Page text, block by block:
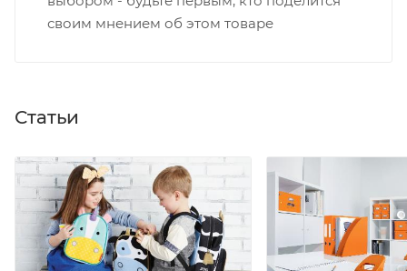
своим мнением об этом товаре
Статьи